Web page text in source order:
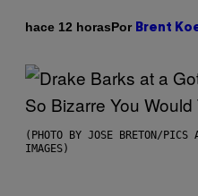
hace 12 horasPor Brent
(PHOTO BY JOSE BRETON/PICS
IMAGES)